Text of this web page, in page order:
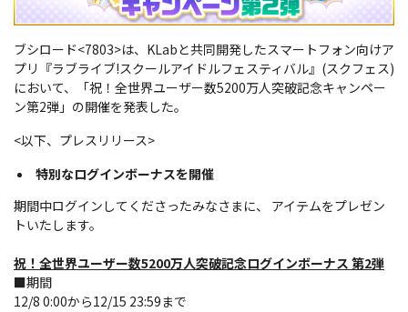
ブシロード<7803>は、KLabと共同開発したスマートフォン向けア
プリ『ラブライブ!スクールアイドルフェスティバル』(スクフェス)
において、「祝！全世界ユーザー数5200万人突破記念キャンペー
ン第2弾」の開催を発表した。
<以下、プレスリリース>
特別なログインボーナスを開催
期間中ログインしてくださったみなさまに、 アイテムをプレゼン
トいたします。
祝！全世界ユーザー数5200万人突破記念ログインボーナス 第2弾
■期間
12/8 0:00から12/15 23:59まで